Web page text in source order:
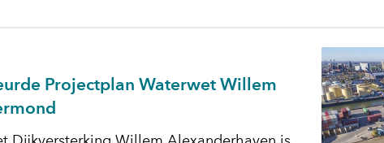
Projectplan Waterwet Willem